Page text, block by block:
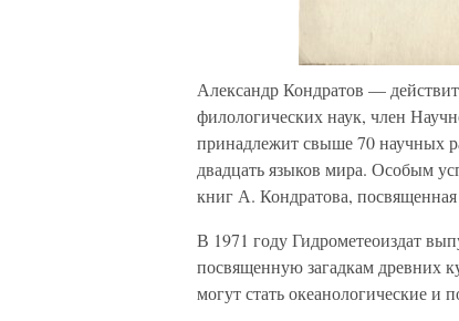
Александр Кондратов —
филологических наук, член
принадлежит свыше 70 научных
двадцать языков мира. Особым
книг А. Кондратова,
В 1971 году Гидрометеоиздат
посвященную загадкам древних
могут стать океанологические и